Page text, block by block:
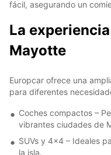
fácil, asegurando un
La
Mayotte
Europcar ofrece una
para diferentes
Coches compactos –
vibrantes ciudades de
SUVs y 4x4 – Ideales
la isla.